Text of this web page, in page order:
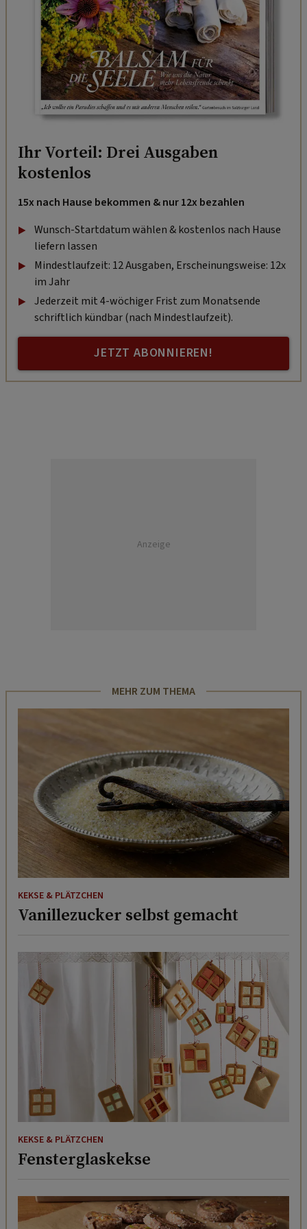
Ihr Vorteil: Drei Ausgaben
kostenlos
15x nach Hause bekommen & nur 12x bezahlen
Wunsch-Startdatum wählen & kostenlos nach Hause
liefern lassen
Mindestlaufzeit: 12 Ausgaben, Erscheinungsweise: 12x
im Jahr
Jederzeit mit 4-wöchiger Frist zum Monatsende
schriftlich kündbar (nach Mindestlaufzeit).
JETZT ABONNIEREN!
Anzeige
MEHR ZUM THEMA
KEKSE & PLÄTZCHEN
Vanillezucker selbst gemacht
KEKSE & PLÄTZCHEN
Fensterglaskekse